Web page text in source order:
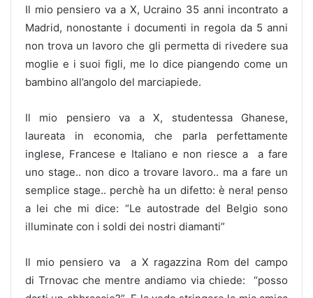
Il mio pensiero va a X, Ucraino 35 anni incontrato a
Madrid, nonostante i documenti in regola da 5 anni
non trova un lavoro che gli permetta di rivedere sua
moglie e i suoi figli, me lo dice piangendo come un
bambino all’angolo del marciapiede.
Il mio pensiero va a X, studentessa Ghanese,
laureata in economia, che parla perfettamente
inglese, Francese e Italiano e non riesce a a fare
uno stage.. non dico a trovare lavoro.. ma a fare un
semplice stage.. perchè ha un difetto: è nera! penso
a lei che mi dice: “Le autostrade del Belgio sono
illuminate con i soldi dei nostri diamanti”
Il mio pensiero va a X ragazzina Rom del campo
di Trnovac che mentre andiamo via chiede: “posso